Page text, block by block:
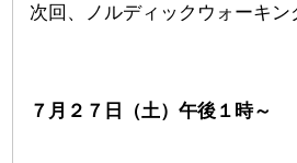
次回、ノルディックウォーキン
７月２７日（土）午後１時～